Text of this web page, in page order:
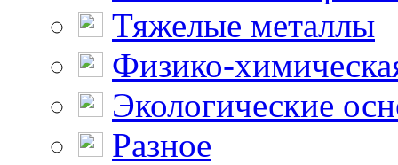
Тяжелые металлы
Физико-
Экологические
Разное